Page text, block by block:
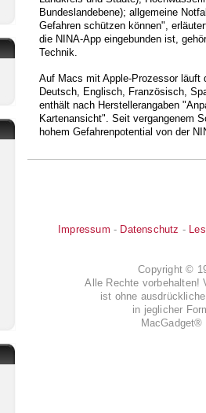
Bundeslandebene); allgemeine
Gefahren schützen können",
die NINA-App eingebunden ist,
Technik.
Auf Macs mit Apple-Prozessor läuft
Deutsch, Englisch, Französisch,
enthält nach Herstellerangaben
Kartenansicht". Seit vergangenem
hohem Gefahrenpotential von der
Impressum - Datenschutz -
Copyright ©
Alle Rechte vorbehalten!
ist ohne
in jeglicher
MacGadget®